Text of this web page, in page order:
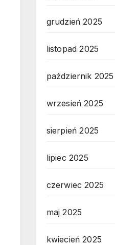
grudzień 2025
listopad 2025
październik 2025
wrzesień 2025
sierpień 2025
lipiec 2025
czerwiec 2025
maj 2025
kwiecień 2025